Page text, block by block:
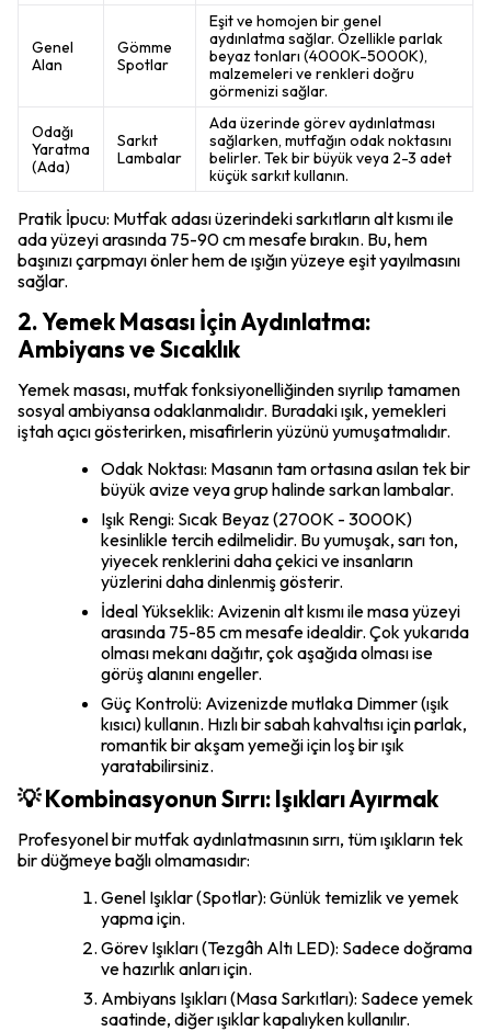
Genel
Alan
Gömme
Spotlar
Eşit ve homojen bir genel
aydınlatma sağlar. Özellikle parlak
beyaz tonları (4000K-5000K),
malzemeleri ve renkleri doğru
görmenizi sağlar.
Odağı
Yaratma
(Ada)
Sarkıt
Lambalar
Ada üzerinde görev aydınlatması
sağlarken, mutfağın odak noktasını
belirler. Tek bir büyük veya 2-3 adet
küçük sarkıt kullanın.
Pratik İpucu: Mutfak adası üzerindeki sarkıtların alt kısmı ile
ada yüzeyi arasında 75-90 cm mesafe bırakın. Bu, hem
başınızı çarpmayı önler hem de ışığın yüzeye eşit yayılmasını
sağlar.
2. Yemek Masası İçin Aydınlatma:
Ambiyans ve Sıcaklık
Yemek masası, mutfak fonksiyonelliğinden sıyrılıp tamamen
sosyal ambiyansa odaklanmalıdır. Buradaki ışık, yemekleri
iştah açıcı gösterirken, misafirlerin yüzünü yumuşatmalıdır.
Odak Noktası: Masanın tam ortasına asılan tek bir
büyük avize veya grup halinde sarkan lambalar.
Işık Rengi: Sıcak Beyaz (2700K - 3000K)
kesinlikle tercih edilmelidir. Bu yumuşak, sarı ton,
yiyecek renklerini daha çekici ve insanların
yüzlerini daha dinlenmiş gösterir.
İdeal Yükseklik: Avizenin alt kısmı ile masa yüzeyi
arasında 75-85 cm mesafe idealdir. Çok yukarıda
olması mekanı dağıtır, çok aşağıda olması ise
görüş alanını engeller.
Güç Kontrolü: Avizenizde mutlaka Dimmer (ışık
kısıcı) kullanın. Hızlı bir sabah kahvaltısı için parlak,
romantik bir akşam yemeği için loş bir ışık
yaratabilirsiniz.
💡 Kombinasyonun Sırrı: Işıkları Ayırmak
Profesyonel bir mutfak aydınlatmasının sırrı, tüm ışıkların tek
bir düğmeye bağlı olmamasıdır:
Genel Işıklar (Spotlar): Günlük temizlik ve yemek
yapma için.
Görev Işıkları (Tezgâh Altı LED): Sadece doğrama
ve hazırlık anları için.
Ambiyans Işıkları (Masa Sarkıtları): Sadece yemek
saatinde, diğer ışıklar kapalıyken kullanılır.